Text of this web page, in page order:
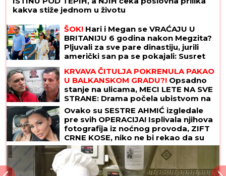
kakva stiže jednom u životu
ŠOK! Hari i Megan se VRAĆAJU U
BRITANIJU 6 godina nakon Megzita?
Pljuvali za sve pare dinastiju, jurili
američki san pa se pokajali: Susret
sa Čarlsom mogao bi da najavi
preokret
KRVAVA ČITULJA POKRENULA PAKAO
U BALKANSKOM GRADU?! Opsadno
stanje na ulicama, MECI LETE NA SVE
STRANE: Drama počela ubistvom na
sastanku zbog duga Zviceru, onda je
usledio HAOS (FOTO)
Ovako su SESTRE AHMIĆ izgledale
pre svih OPERACIJA! Isplivala njihova
fotografija iz noćnog provoda, ZIFT
CRNE KOSE, niko ne bi rekao da su
OVO ONE! (FOTO)